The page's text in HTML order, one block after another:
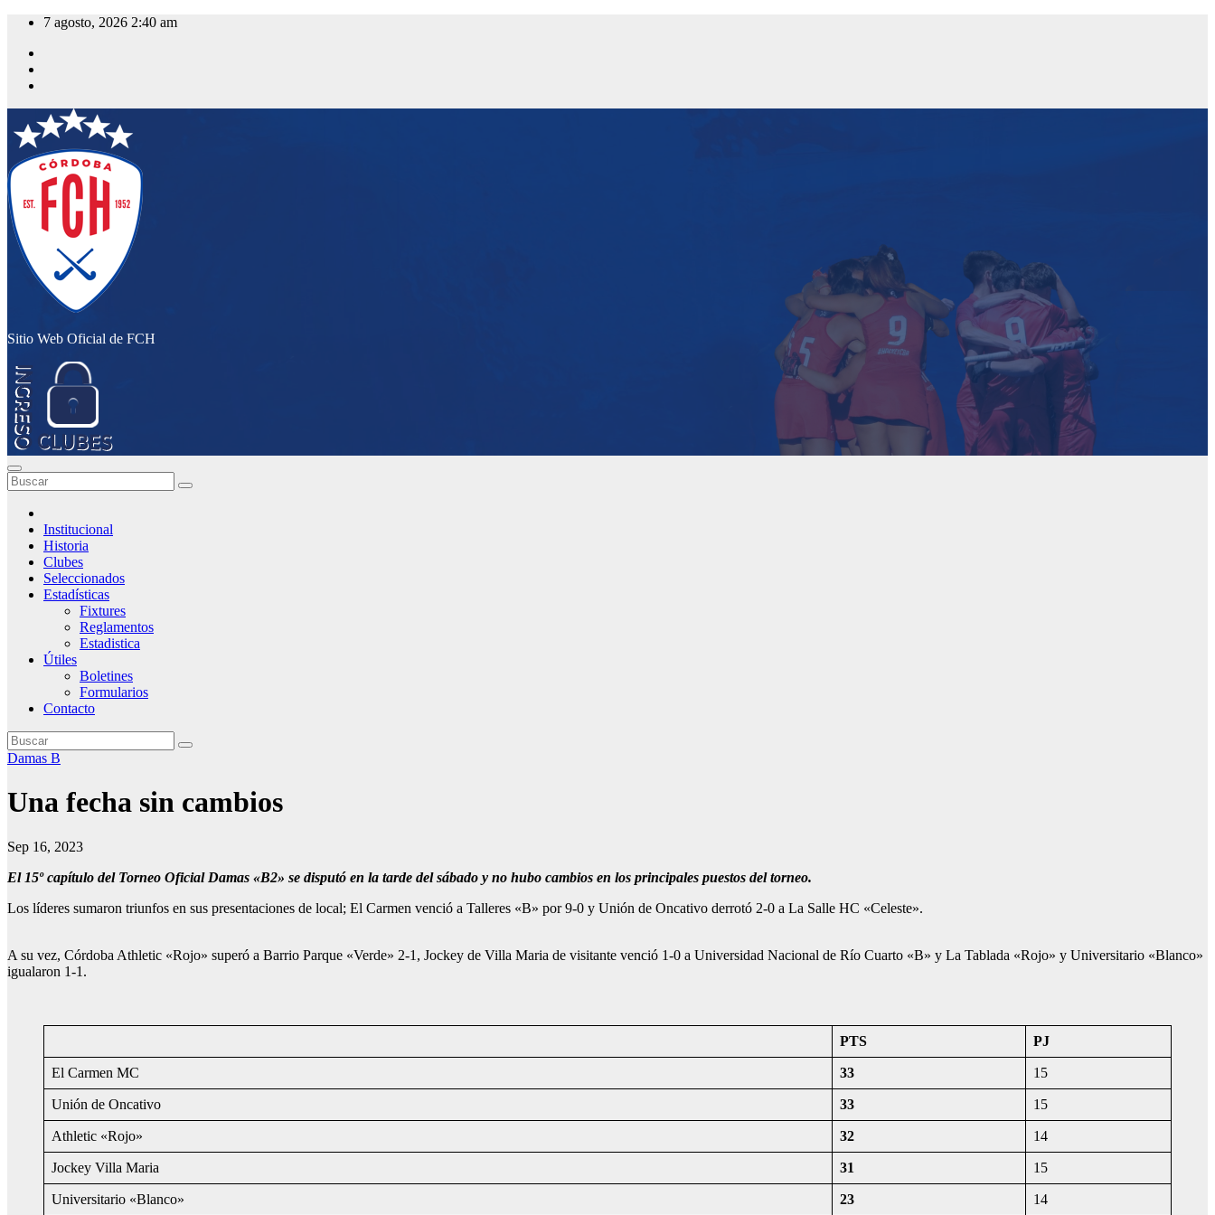
Saltar
contenido
7 agosto, 2026 2:40 am
Sitio Web Oficial de FCH
Institucional
Historia
Clubes
Seleccionados
Estadísticas
Fixtures
Reglamentos
Estadistica
Útiles
Boletines
Formularios
Contacto
Damas B
Una fecha sin cambios
Sep 16, 2023
El 15º capítulo del Torneo Oficial Damas «B2» se disputó en la tarde del sábado y no hubo cambios en los principales puestos del torneo.
Los líderes sumaron triunfos en sus presentaciones de local; El Carmen venció a Talleres «B» por 9-0 y Unión de Oncativo derrotó 2-0 a La Salle HC «Celeste».
A su vez, Córdoba Athletic «Rojo» superó a Barrio Parque «Verde» 2-1, Jockey de Villa Maria de visitante venció 1-0 a Universidad Nacional de Río Cuarto «B» y La Tablada «Rojo» y Universitario «Blanco»
igualaron 1-1.
PTS PJ
El Carmen MC 33 15
Unión de Oncativo 33 15
Athletic «Rojo» 32 14
Jockey Villa Maria 31 15
Universitario «Blanco» 23 14